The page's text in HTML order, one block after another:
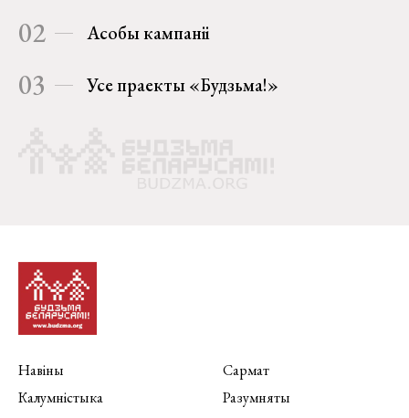
02 Асобы кампаніі
03 Усе праекты «Будзьма!»
Навіны
Калумністыка
Сармат
Разумняты